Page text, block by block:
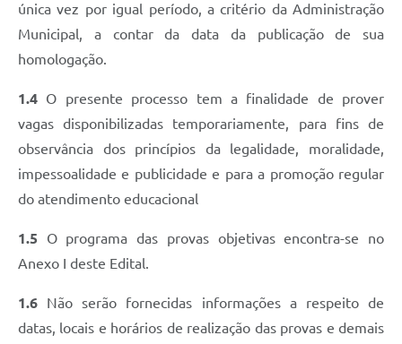
única vez por igual período, a critério da Administração
Municipal, a contar da data da publicação de sua
homologação.
1.4 O presente processo tem a finalidade de prover
vagas disponibilizadas temporariamente, para fins de
observância dos princípios da legalidade, moralidade,
impessoalidade e publicidade e para a promoção regular
do atendimento educacional
1.5 O programa das provas objetivas encontra-se no
Anexo I deste Edital.
1.6 Não serão fornecidas informações a respeito de
datas, locais e horários de realização das provas e demais